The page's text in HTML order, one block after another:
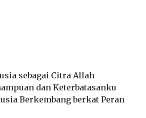
sebagai Citra Allah
dan Keterbatasanku
Berkembang berkat Peran